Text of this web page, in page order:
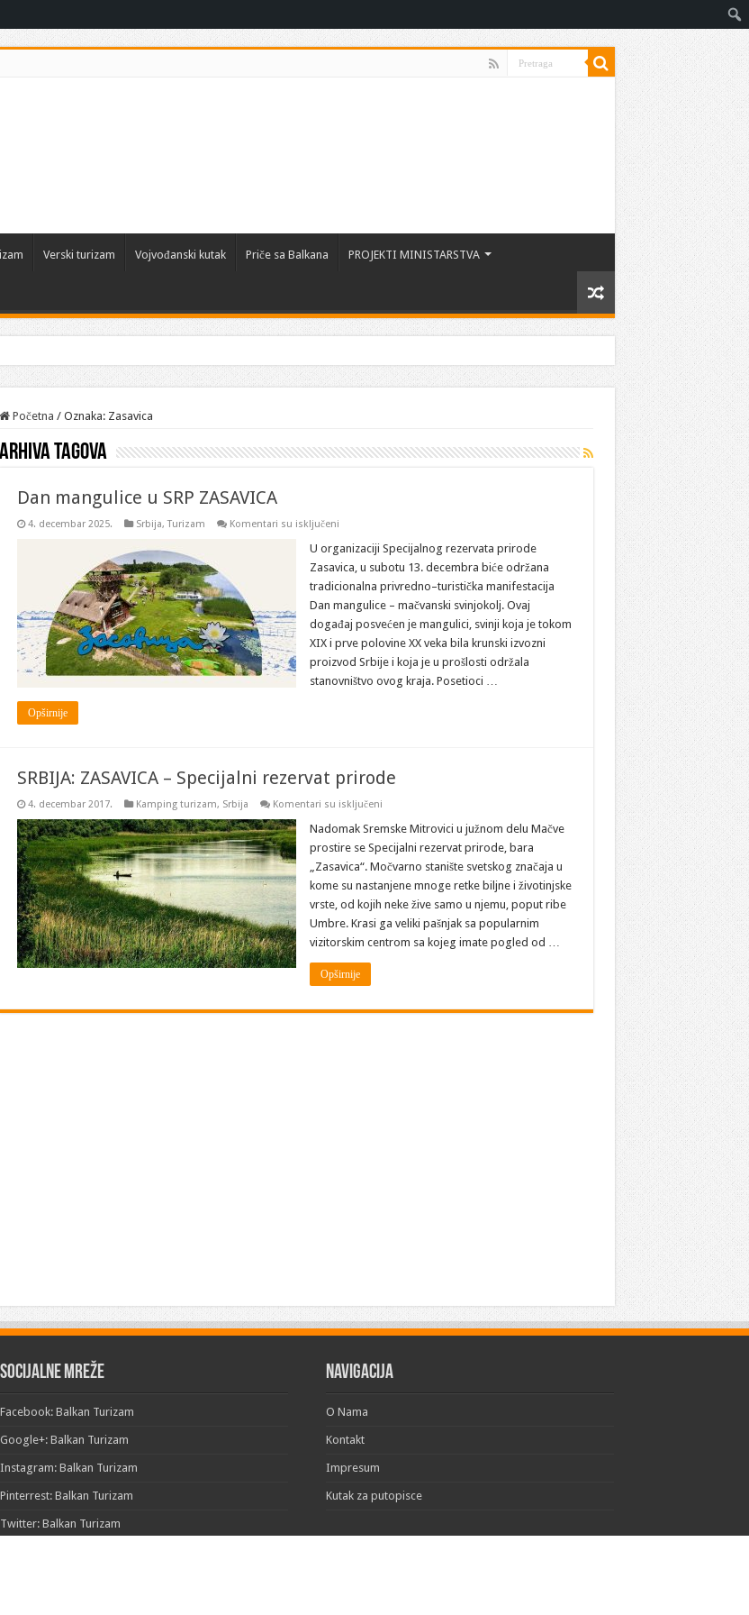
Verski turizam Vojvođanski kutak Priče sa Balkana PROJEKTI MINISTARSTVA
Početna / Oznaka: Zasavica
Arhiva tagova
Dan mangulice u SRP ZASAVICA
4. decembar 2025. Srbija,Turizam Komentari su isključenina
mangulice
u
SRP
ZASAVICA
U organizaciji Specijalnog rezervata prirode
Zasavica, u subotu 13. decembra biće održana
tradicionalna privredno–turistička manifestacija
Dan mangulice – mačvanski svinjokolj. Ovaj
događaj posvećen je mangulici, svinji koja je tokom
XIX i prve polovine XX veka bila krunski izvozni
proizvod Srbije i koja je u prošlosti održala
stanovništvo ovog kraja. Posetioci …
Opširnije
SRBIJA: ZASAVICA – Specijalni rezervat prirode
4. decembar 2017. Kamping turizam, Srbija Komentari su isključenina
ZASAVICA
Specijalni
rezervat
prirode
Nadomak Sremske Mitrovici u južnom delu Mačve
prostire se Specijalni rezervat prirode, bara
„Zasavica“. Mo­čvar­no sta­ni­šte svet­skog zna­ča­ja u
kome su nastanjene mnoge retke biljne i životinjske
vrste, od kojih neke žive samo u njemu, poput ribe
Umbre. Krasi ga veliki pašnjak sa popularnim
vizitorskim centrom sa kojeg imate pogled od …
Opširnije
Socijalne mreže
Facebook: Balkan Turizam
Google+: Balkan Turizam
Instagram: Balkan Turizam
Pinterrest: Balkan Turizam
Twitter: Balkan Turizam
Navigacija
O Nama
Kontakt
Impresum
Kutak za putopisce